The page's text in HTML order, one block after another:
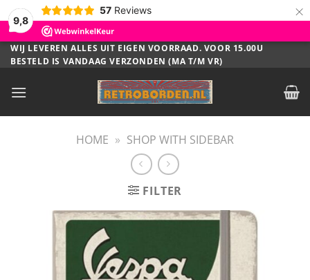
9,8
57 Reviews ×
Ga
naar
WIJ LEVEREN ALLES UIT EIGEN VOORRAAD. VOOR 15.00U
BESTELD IS VANDAAG VERZONDEN (MA T/M VR)
HOME » SHOP WITH SIDEBAR
FILTER